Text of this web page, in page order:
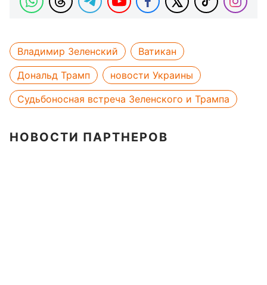
Владимир Зеленский
Ватикан
Дональд Трамп
новости Украины
Судьбоносная встреча Зеленского и Трампа
НОВОСТИ ПАРТНЕРОВ